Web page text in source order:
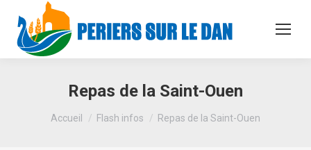
Repas de la Saint-Ouen
Vous êtes ici :
Accueil Flash infos Repas de la Saint-Ouen